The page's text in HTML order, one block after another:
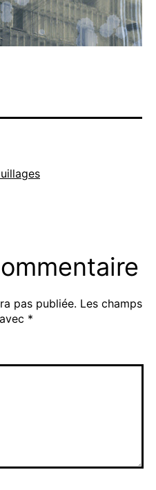
pas publiée. Les champs
*